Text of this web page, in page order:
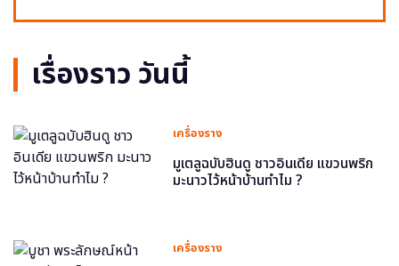
เรื่องราว วันนี้
เครื่องราง
มูเตลูฉบับฮินดู ชาวอินเดีย แขวนพริก
มะนาวไว้หน้าบ้านทำไม ?
เครื่องราง